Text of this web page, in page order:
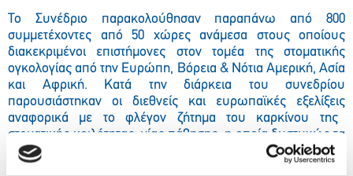
Το Συνέδριο παρακολούθησαν παραπάνω από 800
συμμετέχοντες από 50 χώρες ανάμεσα στους οποίους
διακεκριμένοι επιστήμονες στον τομέα της στοματικής
ογκολογίας από την Ευρώπη, Βόρεια & Νότια Αμερική, Ασία
και Αφρική. Κατά την διάρκεια του συνεδρίου
παρουσιάστηκαν οι διεθνείς και ευρωπαϊκές εξελίξεις
αναφορικά με το φλέγον ζήτημα του καρκίνου της
στοματικής κοιλότητας, μίας πάθησης, η οποία δυστυχώς τα
τελευταία χρόνια βρίσκεται σε έξαρση.
Ο επιστημονικός
φορέας διοργάνωσης ήταν η Διεθνής Ακαδημία Στοματικής